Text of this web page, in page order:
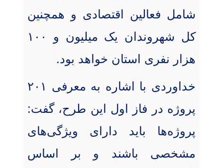
شامل فعالین اقتصادی و همچنین
کل شهروندان یک میلیون و ۱۰۰
هزار نفری استان خواهد بود.
خداوردی با اشاره به معرفی ۲۰۱
پروژه در فاز اول این طرح، گفت:
پروژه‌ها باید دارای ویژگی‌های
مشخصی باشند و بر اساس